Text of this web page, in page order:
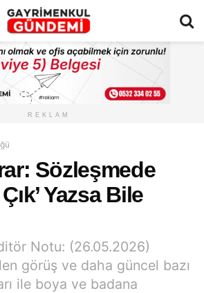
REKLAM
Sözleşmede
Yazsa Bile
Notu: (26.05.2026)
görüş ve daha güncel bazı
ile boya ve badana